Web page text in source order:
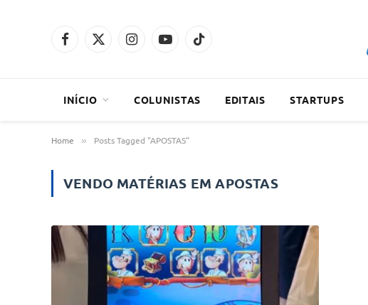
Facebook
X
InstagramYouTubeTikTok
INÍCIO COLUNISTAS EDITAIS STARTUPS
Home » Posts Tagged "APOSTAS"
VENDO MATÉRIAS EMAPOSTAS